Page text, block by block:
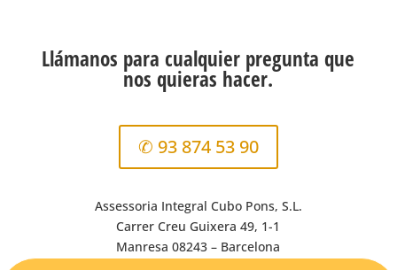
Llámanos para cualquier pregunta que
nos quieras hacer.
✆ 93 874 53 90
Assessoria Integral Cubo Pons, S.L.
Carrer Creu Guixera 49, 1-1
Manresa 08243 – Barcelona